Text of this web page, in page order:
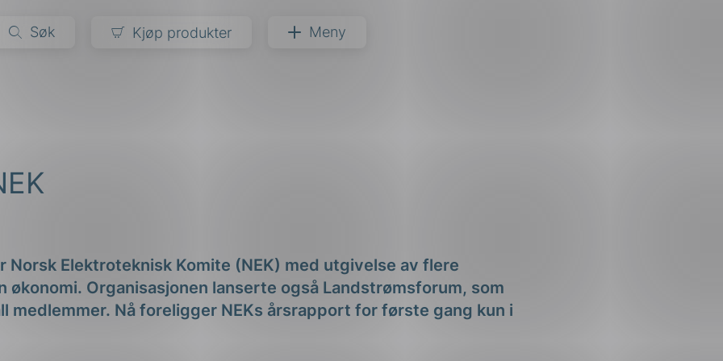
Søk Kjøp produkter Meny
Norsk Elektroteknisk Komite (NEK) med utgivelse av flere
økonomi. Organisasjonen lanserte også Landstrømsforum, som
medlemmer. Nå foreligger NEKs årsrapport for første gang kun i